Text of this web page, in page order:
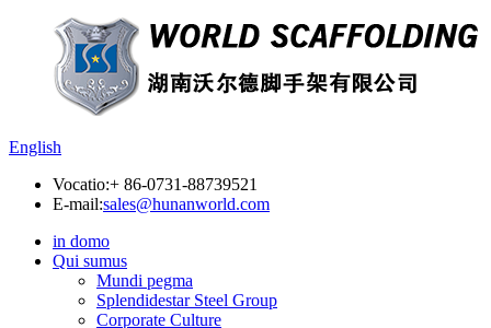
English
Vocatio:+ 86-0731-88739521
E-mail:sales@hunanworld.com
in domo
Qui sumus
Mundi pegma
Splendidestar Steel Group
Corporate Culture